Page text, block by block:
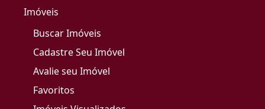
Imóveis
Buscar Imóveis
Cadastre Seu Imóvel
Avalie seu Imóvel
Favoritos